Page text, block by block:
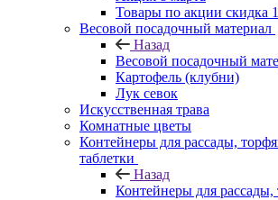
Товары по акции скидка
Весовой посадочный материал
Назад
Весовой посадочный
Картофель (клубни)
Лук севок
Искусственная трава
Комнатные цветы
Контейнеры для рассады,
таблетки
Назад
Контейнеры для